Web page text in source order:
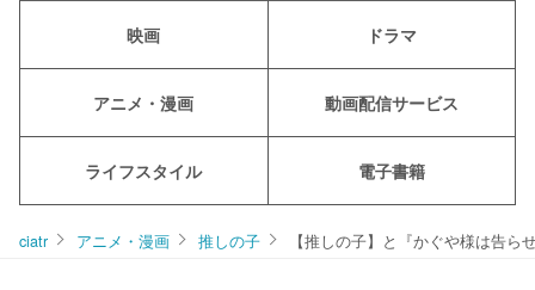
映画 ドラマ
アニメ・漫画 動画配信サービス
ライフスタイル 電子書籍
ciatr アニメ・漫画 推しの子 【推しの子】と『かぐや様は告